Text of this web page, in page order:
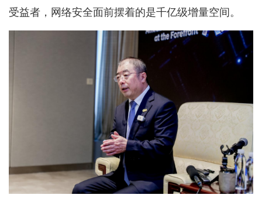
受益者，网络安全面前摆着的是千亿级增量空间。